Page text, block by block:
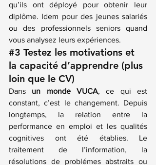
qu’ils ont déployé pour obtenir leur
diplôme. Idem pour des jeunes salariés
ou des professionnels seniors quand
vous analysez leurs expériences.
#3 Testez les motivations et
la capacité d’apprendre (plus
loin que le CV)
Dans un monde VUCA, ce qui est
constant, c’est le changement. Depuis
longtemps, la relation entre la
performance en emploi et les qualités
cognitives ont été établies. Le
traitement de l’information, la
résolutions de problémes abstraits ou